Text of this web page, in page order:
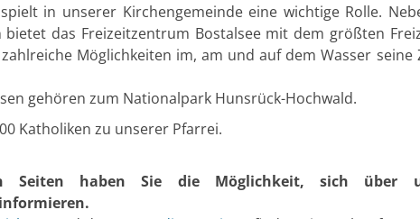
spielt in unserer Kirchengemeinde eine wichtige Rolle.
bietet das Freizeitzentrum Bostalsee mit dem größten
Möglichkeiten im, am und auf dem Wasser seine
gehören zum Nationalpark Hunsrück-Hochwald.
Katholiken zu unserer Pfarrei.
Seiten haben Sie die Möglichkeit, sich über